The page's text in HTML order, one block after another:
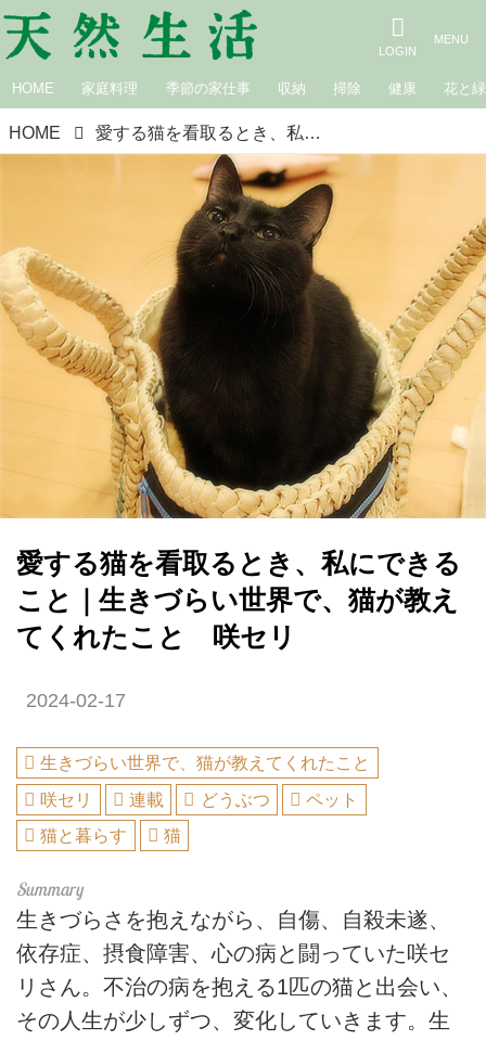
HOME 家庭料理 季節の家仕事 収納 掃除 健康 花と緑
HOME 愛する猫を看取るとき、私にできること｜生きづらい世界で、猫が教えてくれたこと 咲セリ
愛する猫を看取るとき、私にできる
こと｜生きづらい世界で、猫が教え
てくれたこと 咲セリ
2024-02-17
生きづらい世界で、猫が教えてくれたこと
咲セリ
連載 どうぶつ
ペット
猫と暮らす
猫
生きづらさを抱えながら、自傷、自殺未遂、
依存症、摂食障害、心の病と闘っていた咲セ
リさん。不治の病を抱える1匹の猫と出会い、
その人生が少しずつ、変化していきます。生